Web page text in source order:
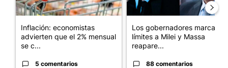
Inflación: economistas
advierten que el 2% mensual
se c...
5 comentarios
Los gobernadores marcan
límites a Milei y Massa
reapare...
88 comentarios